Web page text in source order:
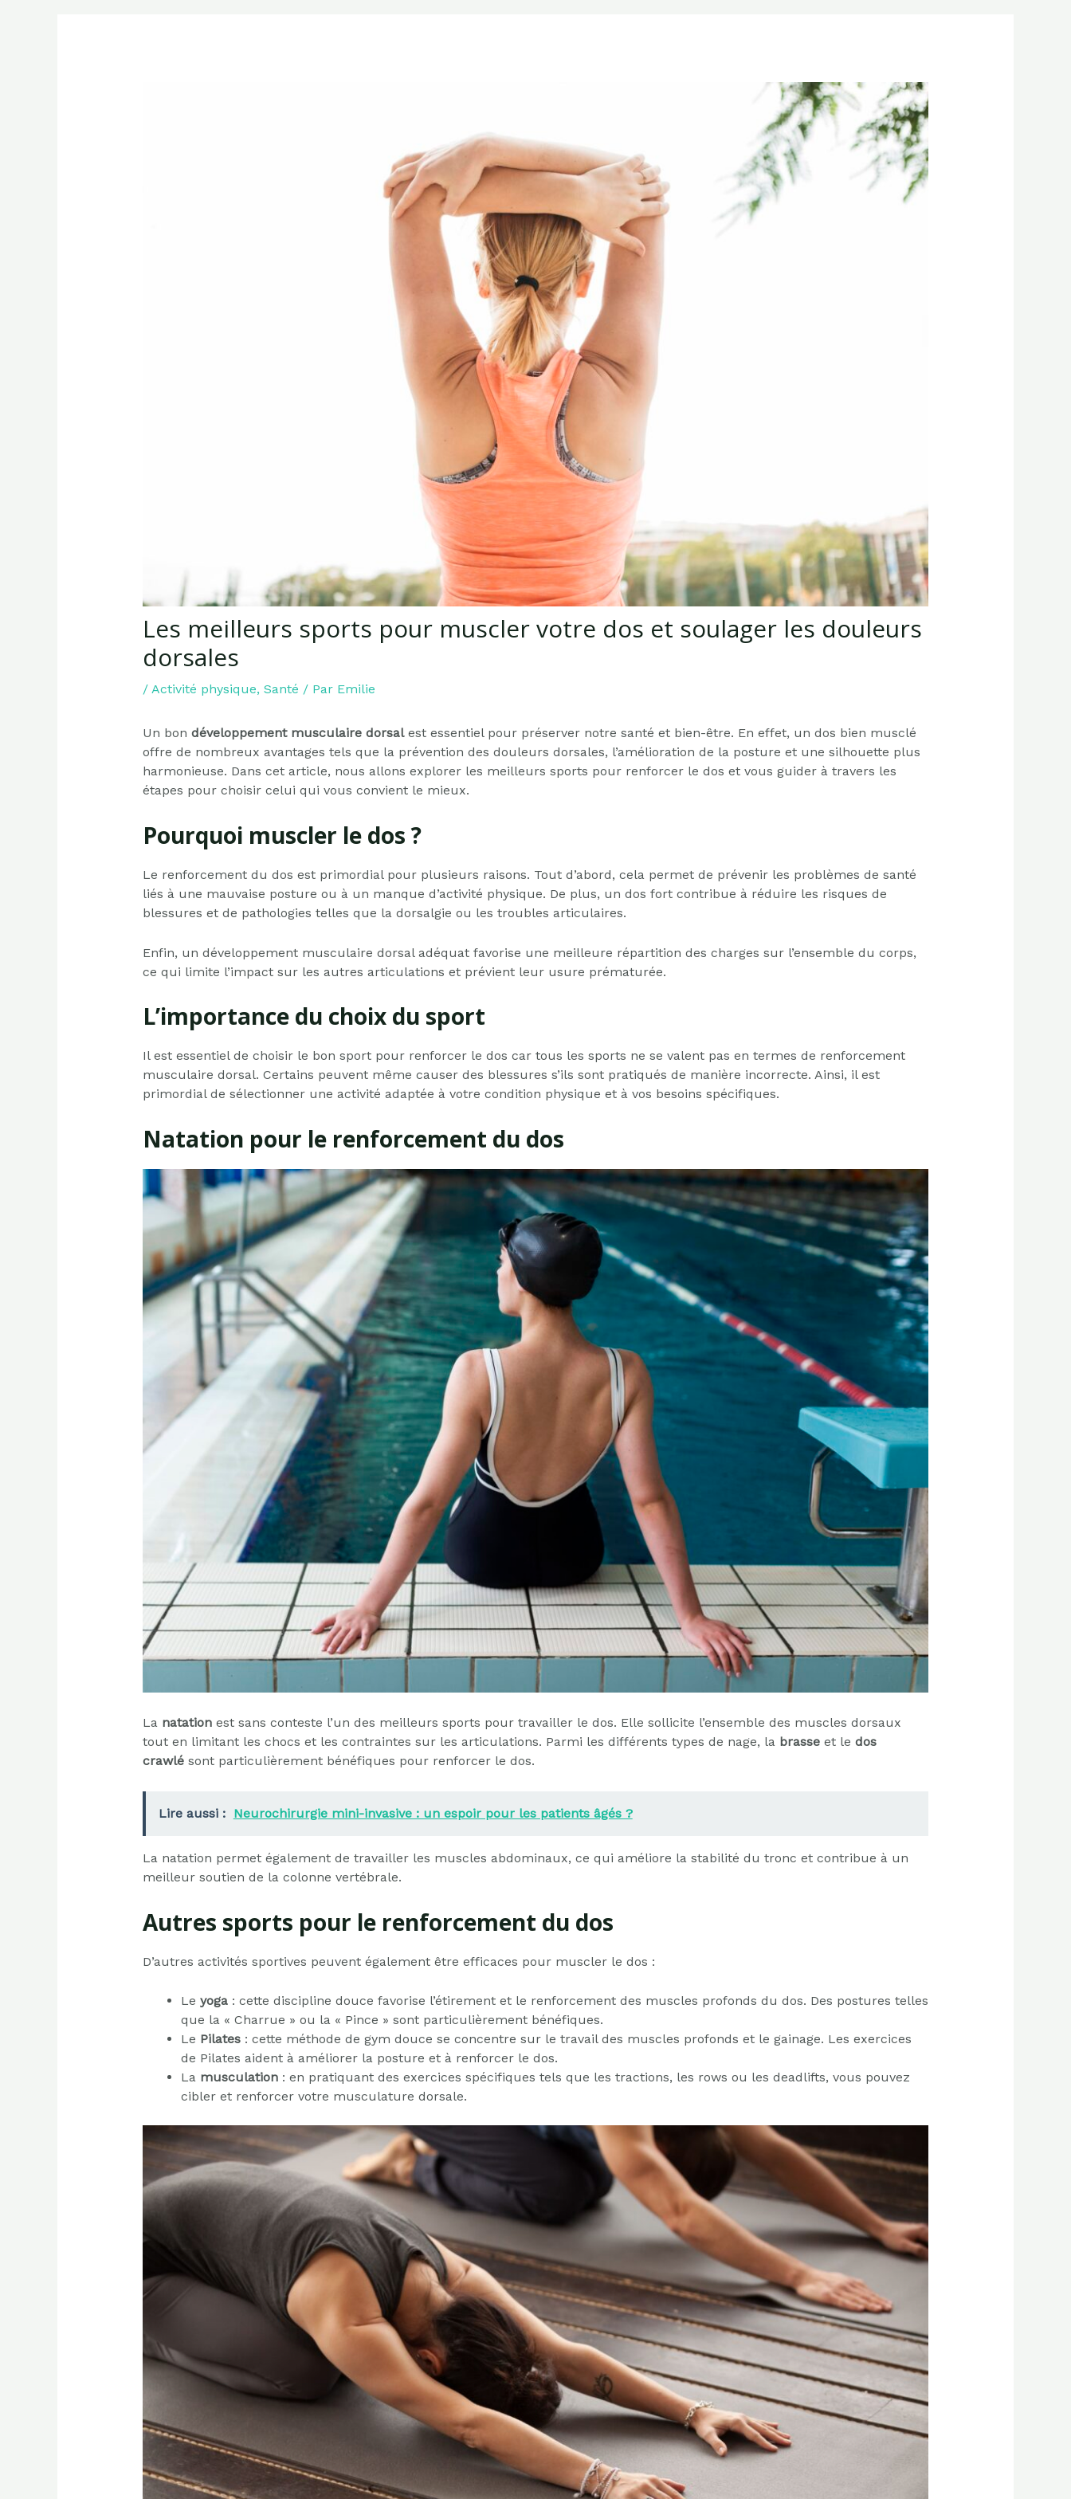
Les meilleurs sports pour muscler votre dos et soulager les douleurs
dorsales
/ Activité physique, Santé / Par Emilie
Un bon développement musculaire dorsalest essentiel pour préserver notre santé et bien-être. En effet, un dos bien musclé
offre de nombreux avantages tels que la prévention des douleurs dorsales, l’amélioration de la posture et une silhouette plus
harmonieuse. Dans cet article, nous allons explorer les meilleurs sports pour renforcer le dos et vous guider à travers les
étapes pour choisir celui qui vous convient le mieux.
Pourquoi muscler le dos ?
Le renforcement du dos est primordial pour plusieurs raisons. Tout d’abord, cela permet de prévenir les problèmes de santé
liés à une mauvaise posture ou à un manque d’activité physique. De plus, un dos fort contribue à réduire les risques de
blessures et de pathologies telles que la dorsalgie ou les troubles articulaires.
Enfin, un développement musculaire dorsal adéquat favorise une meilleure répartition des charges sur l’ensemble du corps,
ce qui limite l’impact sur les autres articulations et prévient leur usure prématurée.
L’importance du choix du sport
Il est essentiel de choisir le bon sport pour renforcer le dos car tous les sports ne se valent pas en termes de renforcement
musculaire dorsal. Certains peuvent même causer des blessures s’ils sont pratiqués de manière incorrecte. Ainsi, il est
primordial de sélectionner une activité adaptée à votre condition physique et à vos besoins spécifiques.
Natation pour le renforcement du dos
La natationest sans conteste l’un des meilleurs sports pour travailler le dos. Elle sollicite l’ensemble des muscles dorsaux
tout en limitant les chocs et les contraintes sur les articulations. Parmi les différents types de nage, la brasseet le dos
crawlésont particulièrement bénéfiques pour renforcer le dos.
Lire aussi : Neurochirurgie mini-invasive : un espoir pour les patients âgés ?
La natation permet également de travailler les muscles abdominaux, ce qui améliore la stabilité du tronc et contribue à un
meilleur soutien de la colonne vertébrale.
Autres sports pour le renforcement du dos
D’autres activités sportives peuvent également être efficaces pour muscler le dos :
Le yoga: cette discipline douce favorise l’étirement et le renforcement des muscles profonds du dos. Des postures telles
que la « Charrue » ou la « Pince » sont particulièrement bénéfiques.
Le Pilates: cette méthode de gym douce se concentre sur le travail des muscles profonds et le gainage. Les exercices
de Pilates aident à améliorer la posture et à renforcer le dos.
La musculation: en pratiquant des exercices spécifiques tels que les tractions, les rows ou les deadlifts, vous pouvez
cibler et renforcer votre musculature dorsale.